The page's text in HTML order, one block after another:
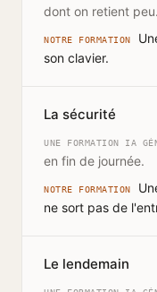
dont on retient peu.
NOTRE FORMATION
son clavier.
La sécurité
UNE FORMATION IA
en fin de journée.
NOTRE FORMATION
ne sort pas de
Le lendemain